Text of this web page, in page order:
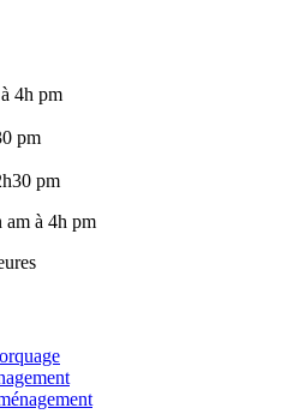
4h pm
pm
pm
am à 4h pm